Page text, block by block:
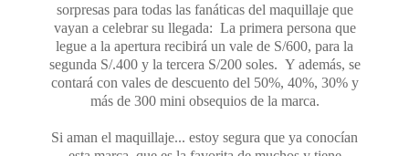
sorpresas para todas las fanáticas del maquillaje que
vayan a celebrar su llegada: La primera persona que
legue a la apertura recibirá un vale de S/600, para la
segunda S/.400 y la tercera S/200 soles. Y además, se
contará con vales de descuento del 50%, 40%, 30% y
más de 300 mini obsequios de la marca.
Si aman el maquillaje... estoy segura que ya conocían